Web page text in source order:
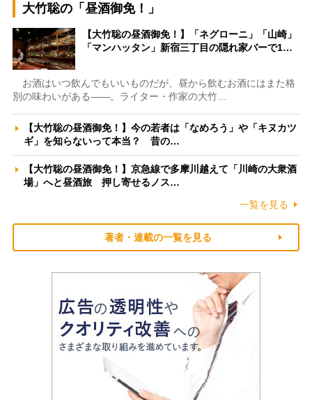
大竹聡の「昼酒御免！」
【大竹聡の昼酒御免！】「ネグローニ」「山崎」
「マンハッタン」新宿三丁目の隠れ家バーで1…
お酒はいつ飲んでもいいものだが、昼から飲むお酒にはまた格
別の味わいがある――。ライター・作家の大竹…
【大竹聡の昼酒御免！】今の若者は「なめろう」や「キヌカツ
ギ」を知らないって本当？ 昔の…
【大竹聡の昼酒御免！】京急線で多摩川越えて「川崎の大衆酒
場」へと昼酒旅 押し寄せるノス…
一覧を見る
著者・連載の一覧を見る